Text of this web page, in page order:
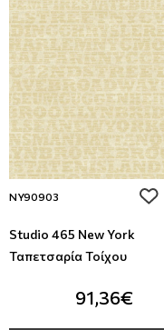
NY90903
Studio 465 New York
Ταπετσαρία Τοίχου
91,36€